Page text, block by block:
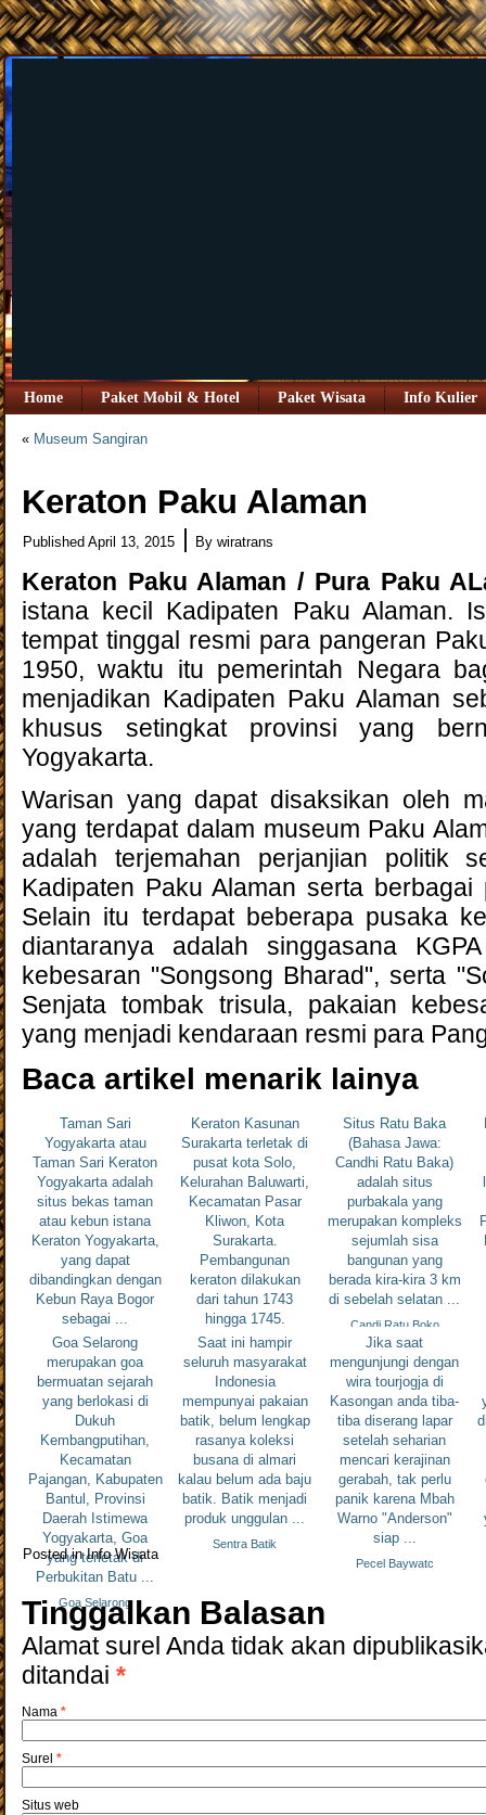
Home Paket Mobil & Hotel Paket Wisata Info Kulier
« Museum Sangiran
Keraton Paku Alaman
Published April 13, 2015 | By wiratrans
Keraton Paku Alaman / Pura Paku
istana kecil Kadipaten Paku Alaman.
tempat tinggal resmi para pangeran
1950, waktu itu pemerintah Negara
menjadikan Kadipaten Paku Alaman
khusus setingkat provinsi yang
Yogyakarta.
Warisan yang dapat disaksikan oleh
yang terdapat dalam museum Paku
adalah terjemahan perjanjian politik
Kadipaten Paku Alaman serta
Selain itu terdapat beberapa pusaka
diantaranya adalah singgasana
kebesaran "Songsong Bharad", serta
Senjata tombak trisula, pakaian
yang menjadi kendaraan resmi para
Baca artikel menarik lainya
Taman Sari
Yogyakarta atau
Taman Sari Keraton
Yogyakarta adalah
situs bekas taman
atau kebun istana
Keraton Yogyakarta,
yang dapat
dibandingkan dengan
Kebun Raya Bogor
sebagai ...
Taman Sari
Keraton Kasunan
Surakarta terletak di
pusat kota Solo,
Kelurahan Baluwarti,
Kecamatan Pasar
Kliwon, Kota
Surakarta.
Pembangunan
keraton dilakukan
dari tahun 1743
hingga 1745.
Konstruksi bangunan
...
Keraton Solo
Situs Ratu Baka
(Bahasa Jawa:
Candhi Ratu Baka)
adalah situs
purbakala yang
merupakan kompleks
sejumlah sisa
bangunan yang
berada kira-kira 3 km
di sebelah selatan ...
Candi Ratu Boko
Goa Selarong
merupakan goa
bermuatan sejarah
yang berlokasi di
Dukuh
Kembangputihan,
Kecamatan
Pajangan, Kabupaten
Bantul, Provinsi
Daerah Istimewa
Yogyakarta, Goa
yang terletak di
Perbukitan Batu ...
Goa Selarong
Saat ini hampir
seluruh masyarakat
Indonesia
mempunyai pakaian
batik, belum lengkap
rasanya koleksi
busana di almari
kalau belum ada baju
batik. Batik menjadi
produk unggulan ...
Sentra Batik
Jika saat
mengunjungi dengan
wira tourjogja di
Kasongan anda tiba-
tiba diserang lapar
setelah seharian
mencari kerajinan
gerabah, tak perlu
panik karena Mbah
Warno "Anderson"
siap ...
Pecel Baywatc
Posted in Info Wisata
Tinggalkan Balasan
Alamat surel Anda tidak akan
ditandai *
Nama *
Surel *
Situs web